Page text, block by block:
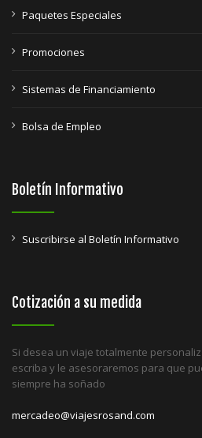
Paquetes Especiales
Promociones
Sistemas de Financiamiento
Bolsa de Empleo
Boletín Informativo
Suscribirse al Boletín Informativo
Cotización a su medida
Si desea un viaje totalmente
escriba y le asesoraremos para que
siempre ha soñado
mercadeo@viajesrosand.com